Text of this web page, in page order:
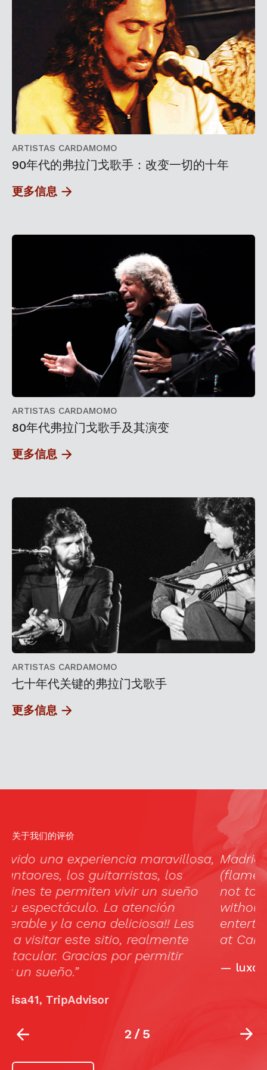
ARTISTAS CARDAMOMO
90年代的弗拉门戈歌手：改变一切的十年
更多信息
ARTISTAS CARDAMOMO
80年代弗拉门戈歌手及其演变
更多信息
ARTISTAS CARDAMOMO
七十年代关键的弗拉门戈歌手
更多信息
关于我们的评价
Madrid has its fair share of tablaos
(flamenco venues). Cardamomo is one
not to miss. What is a visit to Madrid
without some traditional
entertainment? You are assured of this
at Cardamomo.
—luxos.com
2/5